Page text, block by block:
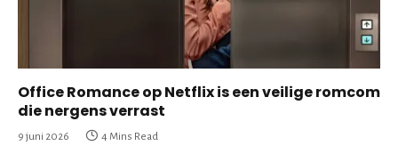
Office Romance op Netflix is een veilige romcom
die nergens verrast
9 juni 2026 4 Mins Read